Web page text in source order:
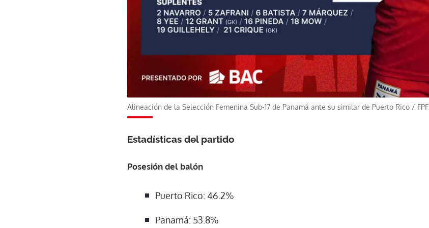
Alineación de la Selección Femenina Sub-17 de Panamá ante su similar de Puerto Rico / FPF
Estadísticas del partido
Posesión del balón
Puerto Rico: 46.2%
Panamá: 53.8%